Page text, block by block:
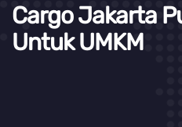
Cargo Jakarta
Untuk UMKM